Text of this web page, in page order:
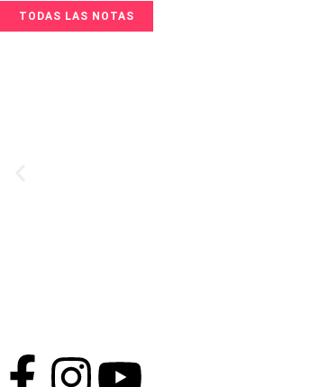
TODAS LAS NOTAS